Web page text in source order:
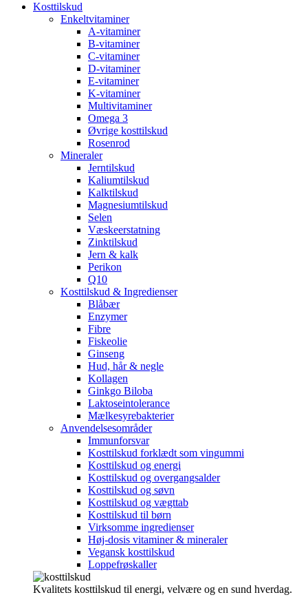
Kosttilskud
Enkeltvitaminer
A-vitaminer
B-vitaminer
C-vitaminer
D-vitaminer
E-vitaminer
K-vitaminer
Multivitaminer
Omega 3
Øvrige kosttilskud
Rosenrod
Mineraler
Jerntilskud
Kaliumtilskud
Kalktilskud
Magnesiumtilskud
Selen
Væskeerstatning
Zinktilskud
Jern & kalk
Perikon
Q10
Kosttilskud & Ingredienser
Blåbær
Enzymer
Fibre
Fiskeolie
Ginseng
Hud, hår & negle
Kollagen
Ginkgo Biloba
Laktoseintolerance
Mælkesyrebakterier
Anvendelsesområder
Immunforsvar
Kosttilskud forklædt som vingummi
Kosttilskud og energi
Kosttilskud og overgangsalder
Kosttilskud og søvn
Kosttilskud og vægttab
Kosttilskud til børn
Virksomme ingredienser
Høj-dosis vitaminer & mineraler
Vegansk kosttilskud
Loppefrøskaller
Kvalitets kosttilskud til energi, velvære og en sund hverdag.